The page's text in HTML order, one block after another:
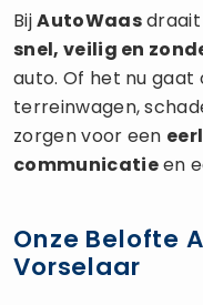
BijAutoWaasdraait
snel, veilig en
auto. Of het nu
terreinwagen,
zorgen voor een
communicatieen
Onze Belofte
Vorselaar